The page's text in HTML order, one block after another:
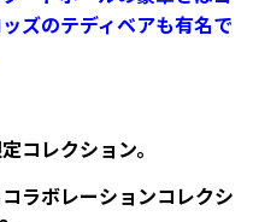
ズのテディベアも有名で
コレクション。
ラボレーションコレクシ